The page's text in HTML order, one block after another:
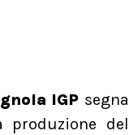
IGP segna
produzione del